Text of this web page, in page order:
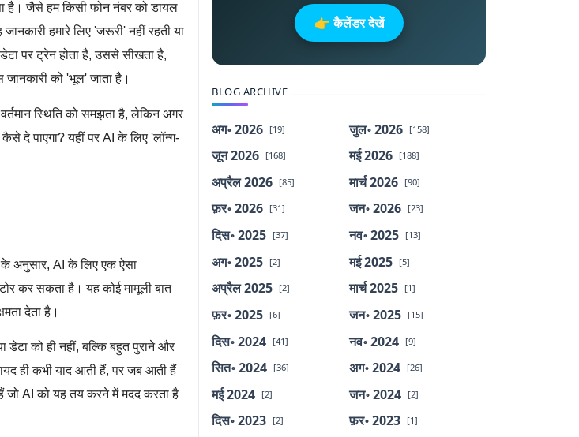
है। जैसे हम किसी फोन नंबर को डायल
हमारे लिए 'जरूरी' नहीं रहती या
पर ट्रेन होता है, उससे सीखता है,
को 'भूल' जाता है।
स्थिति को समझता है, लेकिन अगर
दे पाएगा? यहीं पर AI के लिए 'लॉन्ग-
के अनुसार, AI के लिए एक ऐसा
कर सकता है। यह कोई मामूली बात
देता है।
डेटा को ही नहीं, बल्कि बहुत पुराने और
ही कभी याद आती हैं, पर जब आती हैं
जो AI को यह तय करने में मदद करता है
👉 कैलेंडर देखें
BLOG ARCHIVE
अग॰ 2026 [19] जुल॰ 2026 [158]
जून 2026 [168] मई 2026 [188]
अप्रैल 2026 [85] मार्च 2026 [90]
फ़र॰ 2026 [31] जन॰ 2026 [23]
दिस॰ 2025 [37] नव॰ 2025 [13]
अग॰ 2025 [2] मई 2025 [5]
अप्रैल 2025 [2] मार्च 2025 [1]
फ़र॰ 2025 [6] जन॰ 2025 [15]
दिस॰ 2024 [41] नव॰ 2024 [9]
सित॰ 2024 [36] अग॰ 2024 [26]
मई 2024 [2] जन॰ 2024 [2]
दिस॰ 2023 [2] फ़र॰ 2023 [1]